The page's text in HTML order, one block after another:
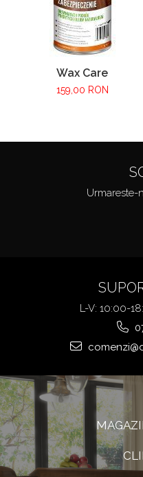
Wax Care
159,00 RON
Urmareste-
L-V: 10:00-